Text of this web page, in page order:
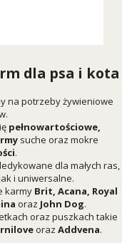
dla psa i kota
na potrzeby żywieniowe
pełnowartościowe,
suche oraz mokre
.
dla małych ras,
i uniwersalne.
karmy Brit Acana Royal
oraz John Dog.
oraz puszkach takie
oraz Addvena.